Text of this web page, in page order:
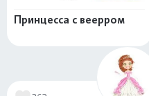
Принцесса с веерром